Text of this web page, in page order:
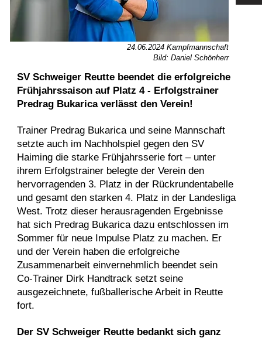
24.06.2024 Kampfmannschaft
Bild: Daniel Schönherr
SV Schweiger Reutte beendet die erfolgreiche
Frühjahrssaison auf Platz 4 - Erfolgstrainer
Predrag Bukarica verlässt den Verein!
Trainer Predrag Bukarica und seine Mannschaft
setzte auch im Nachholspiel gegen den SV
Haiming die starke Frühjahrsserie fort – unter
ihrem Erfolgstrainer belegte der Verein den
hervorragenden 3. Platz in der Rückrundentabelle
und gesamt den starken 4. Platz in der Landesliga
West. Trotz dieser herausragenden Ergebnisse
hat sich Predrag Bukarica dazu entschlossen im
Sommer für neue Impulse Platz zu machen. Er
und der Verein haben die erfolgreiche
Zusammenarbeit einvernehmlich beendet sein
Co-Trainer Dirk Handtrack setzt seine
ausgezeichnete, fußballerische Arbeit in Reutte
fort.
Der SV Schweiger Reutte bedankt sich ganz